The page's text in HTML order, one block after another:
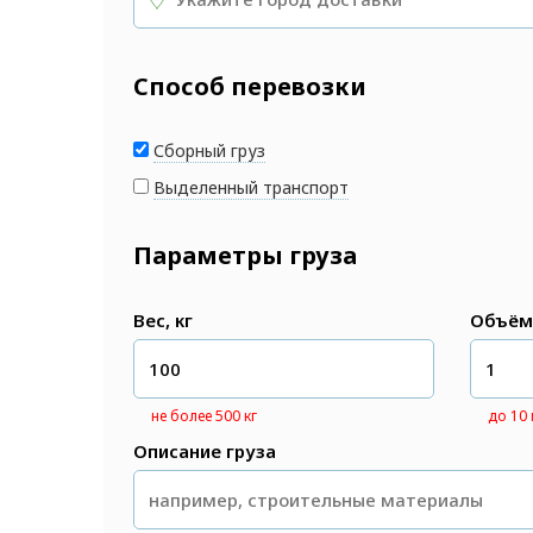
Способ перевозки
Сборный груз
Выделенный транспорт
Параметры груза
Вес, кг
не более 500 кг до 10
Описание груза